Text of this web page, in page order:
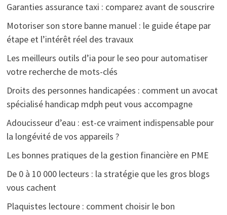
Garanties assurance taxi : comparez avant de souscrire
Motoriser son store banne manuel : le guide étape par
étape et l’intérêt réel des travaux
Les meilleurs outils d’ia pour le seo pour automatiser
votre recherche de mots-clés
Droits des personnes handicapées : comment un avocat
spécialisé handicap mdph peut vous accompagne
Adoucisseur d’eau : est-ce vraiment indispensable pour
la longévité de vos appareils ?
Les bonnes pratiques de la gestion financière en PME
De 0 à 10 000 lecteurs : la stratégie que les gros blogs
vous cachent
Plaquistes lectoure : comment choisir le bon